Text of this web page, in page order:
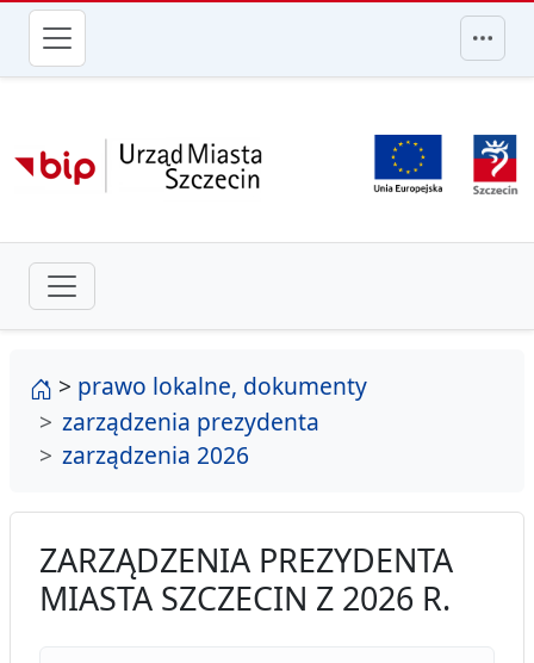
przejdź do głównego menu
strona główna
> prawo lokalne, dokumenty
zarządzenia prezydenta
zarządzenia 2026
ZARZĄDZENIA PREZYDENTA
MIASTA SZCZECIN Z 2026 R.